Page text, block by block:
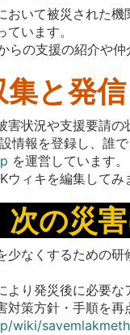
おいて被災された機
います。
らの支援の紹介や
と発
害状況や支援要請の
情報を登録し、誰
を運営しています。
ィキを編集してみ
の災
少なくするための
より発災後に必要な
対策方針・手順を再
wiki/